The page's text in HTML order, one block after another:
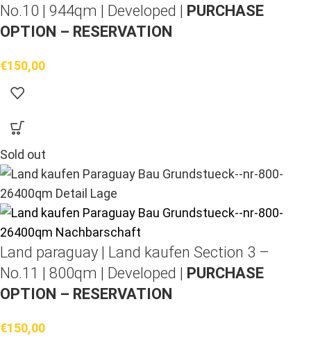
No.10 | 944qm | Developed |
PURCHASE
OPTION – RESERVATION
€150,00
Sold out
Land paraguay | Land kaufen Section 3 –
No.11 | 800qm | Developed |
PURCHASE
OPTION – RESERVATION
€150,00